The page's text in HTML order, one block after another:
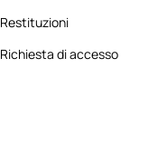
Restituzioni
Richiesta di accesso